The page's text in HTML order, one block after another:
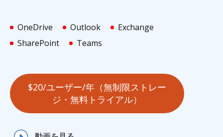
OneDrive Outlook
Exchange
SharePoint
Teams
$20/ユーザー/年（無制限ストレー
ジ・無料トライアル）